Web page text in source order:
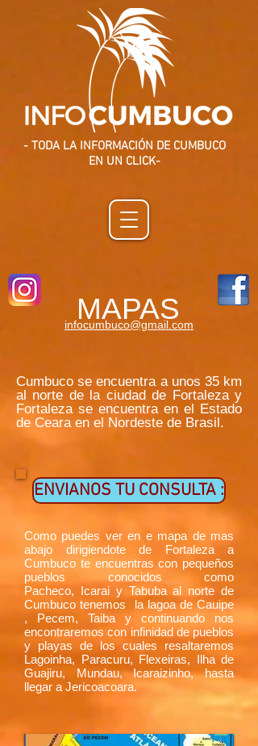
- TODA LA INFORMACIÓN DE CUMBUCO
EN UN CLICK-
infocumbuco@gmail.com
MAPAS
Cumbuco se encuentra a unos 35 km
al norte de la ciudad de Fortaleza y
Fortaleza se encuentra en el Estado
de Ceara en el Nordeste de Brasil.
Como puedes ver en e mapa de mas
abajo dirigiendote de Fortaleza a
Cumbuco te encuentras con pequeños
pueblos conocidos como
Pacheco, Icarai y Tabuba al norte de
Cumbuco tenemos la lagoa de Cauipe
, Pecem, Taiba y continuando nos
encontraremos con infinidad de pueblos
y playas de los cuales resaltaremos
Lagoinha, Paracuru, Flexeiras, Ilha de
Guajiru, Mundau, Icaraizinho, hasta
llegar a Jericoacoara.
ENVIANOS TU CONSULTA :